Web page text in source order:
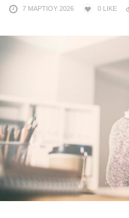
7 ΜΑΡΤΊΟΥ 2026 0 LIKE